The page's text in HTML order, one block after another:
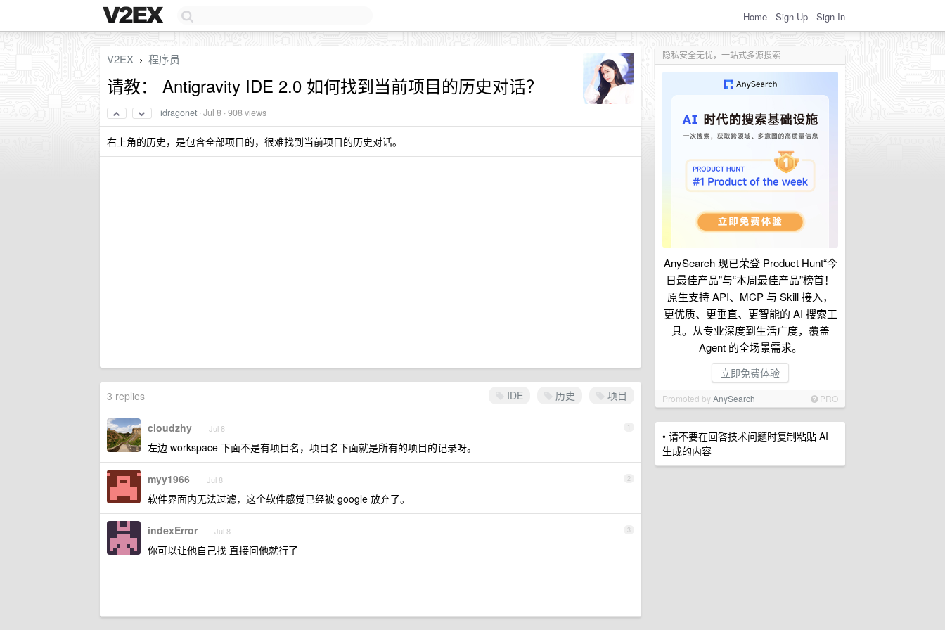
Home Sign Up Sign In
隐私安全无忧，一站式多源搜索
AnySearch 现已荣登 Product Hunt“今
日最佳产品”与“本周最佳产品”榜首！
原生支持 API、MCP 与 Skill 接入，
更优质、更垂直、更智能的 AI 搜索工
具。从专业深度到生活广度，覆盖
Agent 的全场景需求。
立即免费体验
Promoted byAnySearch PRO
• 请不要在回答技术问题时复制粘贴 AI
生成的内容
V2EX › 程序员
请教： Antigravity IDE 2.0 如何找到当前项目的历史对话？
idragonet ·Jul 8 · 908 views
右上角的历史，是包含全部项目的，很难找到当前项目的历史对话。
IDE 历史 项目
3 replies
1
cloudzhy Jul 8
左边 workspace 下面不是有项目名，项目名下面就是所有的项目的记录呀。
2
myy1966 Jul 8
软件界面内无法过滤，这个软件感觉已经被 google 放弃了。
3
indexError Jul 8
你可以让他自己找 直接问他就行了